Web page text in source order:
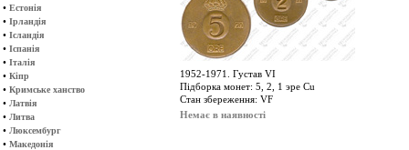
• Естонія
• Ірландія
• Ісландія
• Іспанія
• Італія
• Кіпр
• Кримське ханство
• Латвія
• Литва
• Люксембург
• Македонія
1952-1971. Густав VІ
Підборка монет: 5, 2, 1 эре Cu
Стан збереження: VF
Немає в наявності